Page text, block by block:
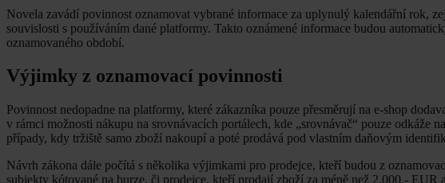
Novela zavádí povinnost oznamovat vybrané informace za uplynulý kalendářní rok,
souvislosti s používáním dané platformy. Takto oznámené informace budou
oznamovaného období.
Výjimky z oznamovací povinnosti
Povinnost nedopadne na platformy, které zákazníka pouze přesměrují na e-shop
v rámci možnosti nákupu na srovnávacích portálech, kde „srovnávač“ pouze odkáže
případy, kdy tržiště samo zboží nakoupí a poté prodává pod vlastním daňovým
Návrh zákona dále počítá s několika výjimkami pro prodejce, kteří budou z
subjekty kótované na burze, či prodejce, kteří prodají zboží za méně než 2.000,- EUR